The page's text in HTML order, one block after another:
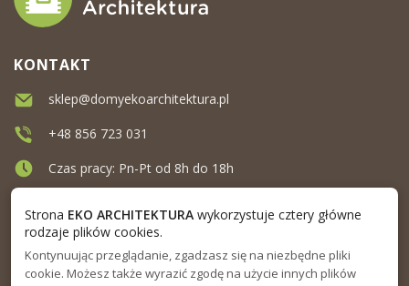
MENU
KONTAKT
sklep@domyekoarchitektura.pl
+48 856 723 031
Czas pracy: Pn-Pt od 8h do 18h
Strona EKO ARCHITEKTURAwykorzystuje cztery główne
rodzaje plików cookies.
Kontynuując przeglądanie, zgadzasz się na niezbędne pliki
cookie. Możesz także wyrazić zgodę na użycie innych plików